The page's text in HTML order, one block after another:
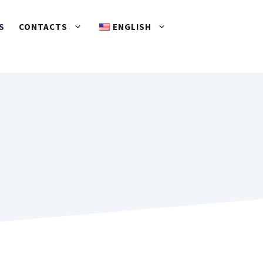
CONTACTS ENGLISH